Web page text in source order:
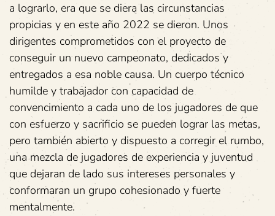
a lograrlo, era que se diera las circunstancias
propicias y en este año 2022 se dieron. Unos
dirigentes comprometidos con el proyecto de
conseguir un nuevo campeonato, dedicados y
entregados a esa noble causa. Un cuerpo técnico
humilde y trabajador con capacidad de
convencimiento a cada uno de los jugadores de que
con esfuerzo y sacrificio se pueden lograr las metas,
pero también abierto y dispuesto a corregir el rumbo,
una mezcla de jugadores de experiencia y juventud
que dejaran de lado sus intereses personales y
conformaran un grupo cohesionado y fuerte
mentalmente.